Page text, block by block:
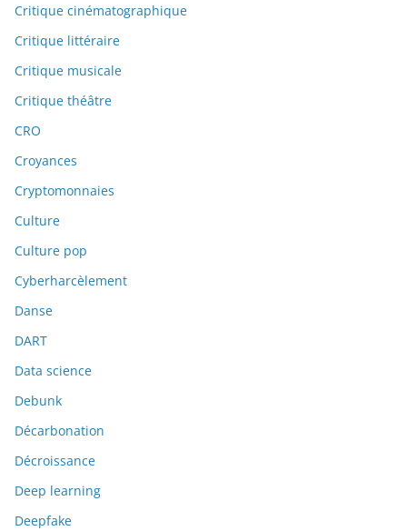
Critique cinématographique
Critique littéraire
Critique musicale
Critique théâtre
CRO
Croyances
Cryptomonnaies
Culture
Culture pop
Cyberharcèlement
Danse
DART
Data science
Debunk
Décarbonation
Décroissance
Deep learning
Deepfake